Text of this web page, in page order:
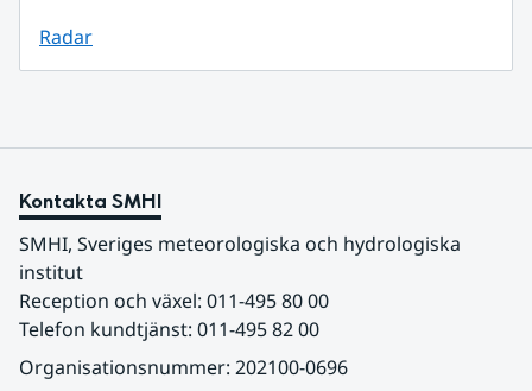
Radar
Kontakta SMHI
SMHI, Sveriges meteorologiska och hydrologiska
institut
Reception och växel: 011-495 80 00
Telefon kundtjänst: 011-495 82 00
Organisationsnummer: 202100-0696